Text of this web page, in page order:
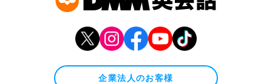
企業法人のお客様